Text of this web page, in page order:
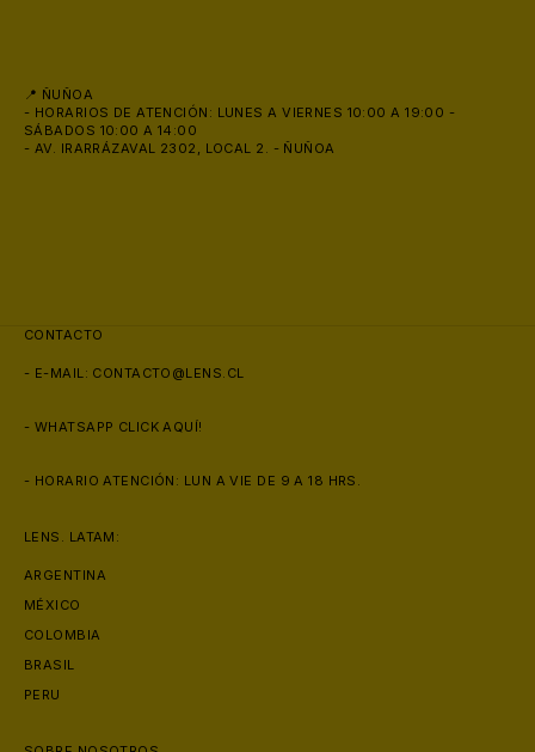
📍 ÑUÑOA
- HORARIOS DE ATENCIÓN: LUNES A VIERNES 10:00 A 19:00 -
SÁBADOS 10:00 A 14:00
- AV. IRARRÁZAVAL 2302, LOCAL 2. - ÑUÑOA
CONTACTO
- E-MAIL: CONTACTO@LENS.CL
- WHATSAPP CLICK AQUÍ!
- HORARIO ATENCIÓN: LUN A VIE DE 9 A 18 HRS.
LENS. LATAM:
ARGENTINA
MÉXICO
COLOMBIA
BRASIL
PERU